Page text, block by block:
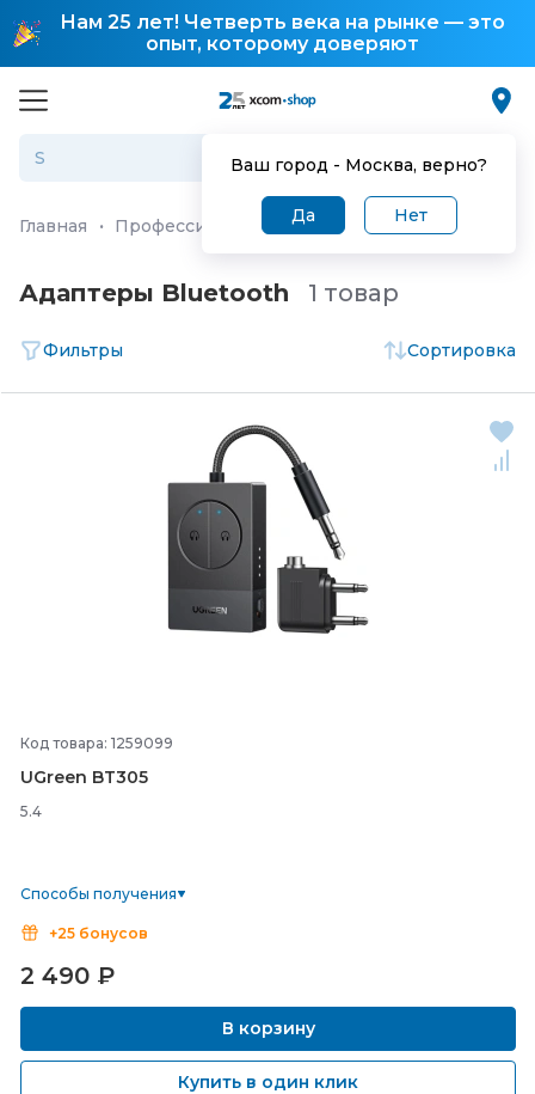
Нам 25 лет! Четверть века на рынке — это
опыт, которому доверяют
Ваш город - Москва, верно?
Да Нет
Главная · Профессиональное аудио/видео
Адаптеры Bluetooth 1 товар
Фильтры Сортировка
Код товара: 1259099
UGreen BT305
5.4
Способы получения
+25 бонусов
2 490 ₽
В корзину
Купить в один клик